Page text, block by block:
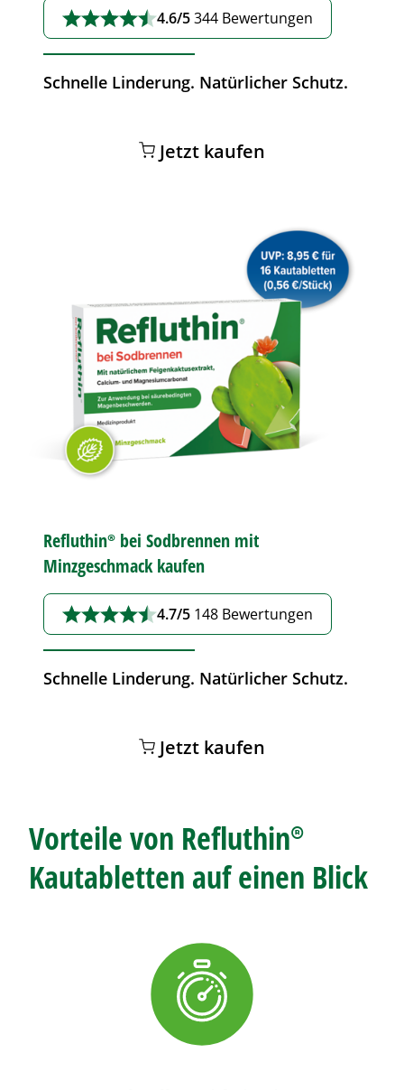
4.6/5344 Bewertungen
Schnelle Linderung. Natürlicher Schutz.
Jetzt kaufen
Refluthin® bei Sodbrennen mit
Minzgeschmack kaufen
4.7/5 148 Bewertungen
Schnelle Linderung. Natürlicher Schutz.
Jetzt kaufen
Vorteile von Refluthin®
Kautabletten auf einen Blick